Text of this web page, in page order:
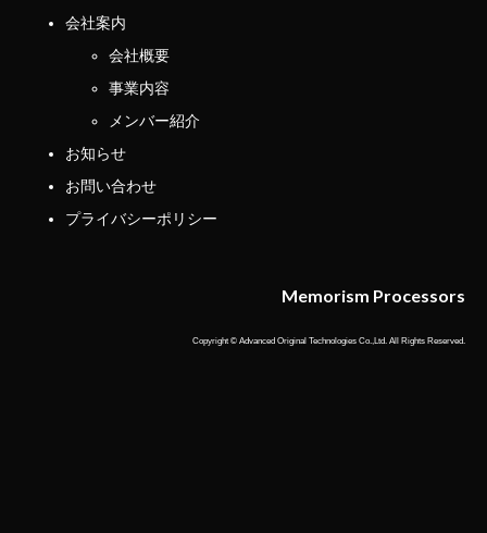
会社案内
会社概要
事業内容
メンバー紹介
お知らせ
お問い合わせ
プライバシーポリシー
Memorism Processors
Copyright © Advanced Original Technologies Co.,Ltd. All Rights Reserved.